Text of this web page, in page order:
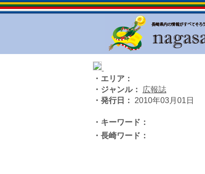
・エリア：
・ジャンル：
広報誌
・発行日：
2010年03月01日
・キーワード：
・長崎ワード：